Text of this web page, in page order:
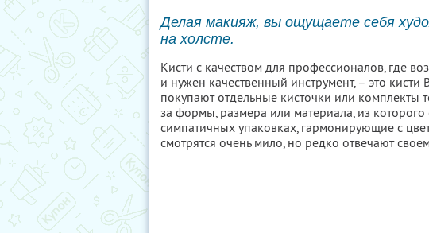
Делая макияж, вы ощущаете себя
на холсте.
Кисти с качеством для профессионалов, где
и нужен качественный инструмент, – это
покупают отдельные кисточки или комплекты
за формы, размера или материала, из
симпатичных упаковках, гармонирующие с
смотрятся очень мило, но редко отвечают